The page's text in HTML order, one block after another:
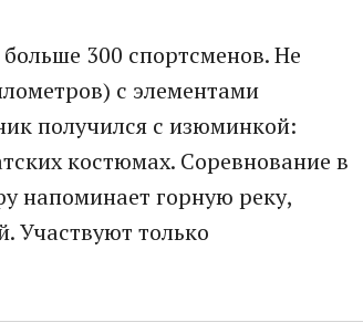
300 спортсменов. Не
с элементами
получился с изюминкой:
костюмах. Соревнование в
напоминает горную реку,
Участвуют только